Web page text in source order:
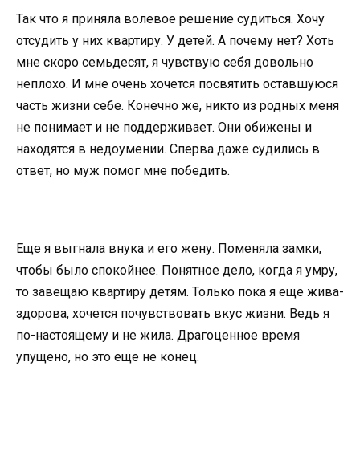
Так что я приняла волевое решение судиться. Хочу
отсудить у них квартиру. У детей. А почему нет? Хоть
мне скоро семьдесят, я чувствую себя довольно
неплохо. И мне очень хочется посвятить оставшуюся
часть жизни себе. Конечно же, никто из родных меня
не понимает и не поддерживает. Они обижены и
находятся в недоумении. Сперва даже судились в
ответ, но муж помог мне победить.
Еще я выгнала внука и его жену. Поменяла замки,
чтобы было спокойнее. Понятное дело, когда я умру,
то завещаю квартиру детям. Только пока я еще жива-
здорова, хочется почувствовать вкус жизни. Ведь я
по-настоящему и не жила. Драгоценное время
упущено, но это еще не конец.